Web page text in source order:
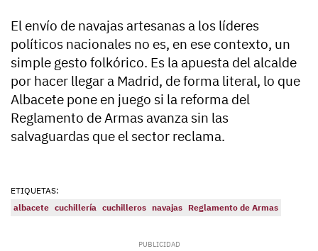
El envío de navajas artesanas a los líderes
políticos nacionales no es, en ese contexto, un
simple gesto folkórico. Es la apuesta del alcalde
por hacer llegar a Madrid, de forma literal, lo que
Albacete pone en juego si la reforma del
Reglamento de Armas avanza sin las
salvaguardas que el sector reclama.
ETIQUETAS:
albacete cuchillería cuchilleros navajas Reglamento de Armas